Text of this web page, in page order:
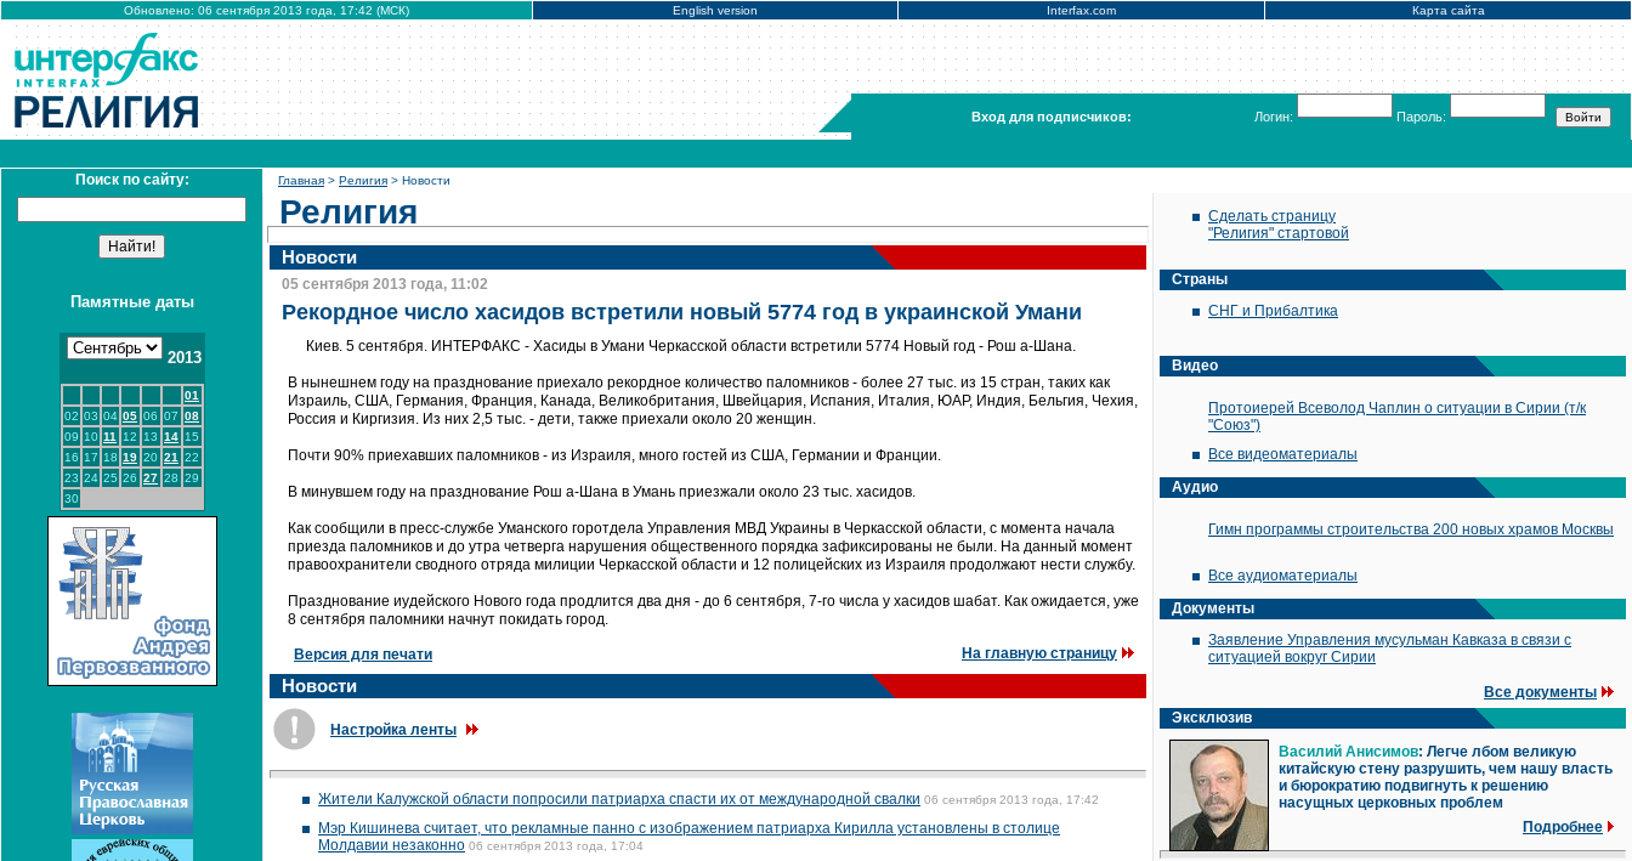
Обновлено: 06 сентября 2013 года, 17:42 (МСК) English version Interfax.com Карта сайта
Вход для подписчиков: Логин: Пароль:
Поиск по сайту:
Памятные даты
2013
01
02 03 04 05 06 07 08
09 10 11 12 13 14 15
16 17 18 19 20 21
22
23 24 25 26 27 28 29
30
Главная > Религия > Новости
Религия
Новости
05 сентября 2013 года, 11:02
Рекордное число хасидов встретили новый 5774 год в украинской Умани
Киев. 5 сентября. ИНТЕРФАКС - Хасиды в Умани Черкасской области встретили 5774 Новый год - Рош а-Шана.
В нынешнем году на празднование приехало рекордное количество паломников - более 27 тыс. из 15 стран, таких как
Израиль, США, Германия, Франция, Канада, Великобритания, Швейцария, Испания, Италия, ЮАР, Индия, Бельгия, Чехия,
Россия и Киргизия. Из них 2,5 тыс. - дети, также приехали около 20 женщин.
Почти 90% приехавших паломников - из Израиля, много гостей из США, Германии и Франции.
В минувшем году на празднование Рош а-Шана в Умань приезжали около 23 тыс. хасидов.
Как сообщили в пресс-службе Уманского горотдела Управления МВД Украины в Черкасской области, с момента начала
приезда паломников и до утра четверга нарушения общественного порядка зафиксированы не были. На данный момент
правоохранители сводного отряда милиции Черкасской области и 12 полицейских из Израиля продолжают нести службу.
Празднование иудейского Нового года продлится два дня - до 6 сентября, 7-го числа у хасидов шабат. Как ожидается, уже
8 сентября паломники начнут покидать город.
Версия для печати На главную страницу
Новости
Настройка ленты
Жители Калужской области попросили патриарха спасти их от международной свалки 06 сентября 2013 года, 17:42
Мэр Кишинева считает, что рекламные панно с изображением патриарха Кирилла установлены в столице
Молдавии незаконно 06 сентября 2013 года, 17:04
Сделать страницу
"Религия" стартовой
Страны
СНГ и Прибалтика
Видео
Протоиерей Всеволод Чаплин о ситуации в Сирии (т/к
"Союз")
Все видеоматериалы
Аудио
Гимн программы строительства 200 новых храмов Москвы
Все аудиоматериалы
Документы
Заявление Управления мусульман Кавказа в связи с
ситуацией вокруг Сирии
Все документы
Эксклюзив
Василий Анисимов: Легче лбом великую
китайскую стену разрушить, чем нашу власть
и бюрократию подвигнуть к решению
насущных церковных проблем
Подробнее